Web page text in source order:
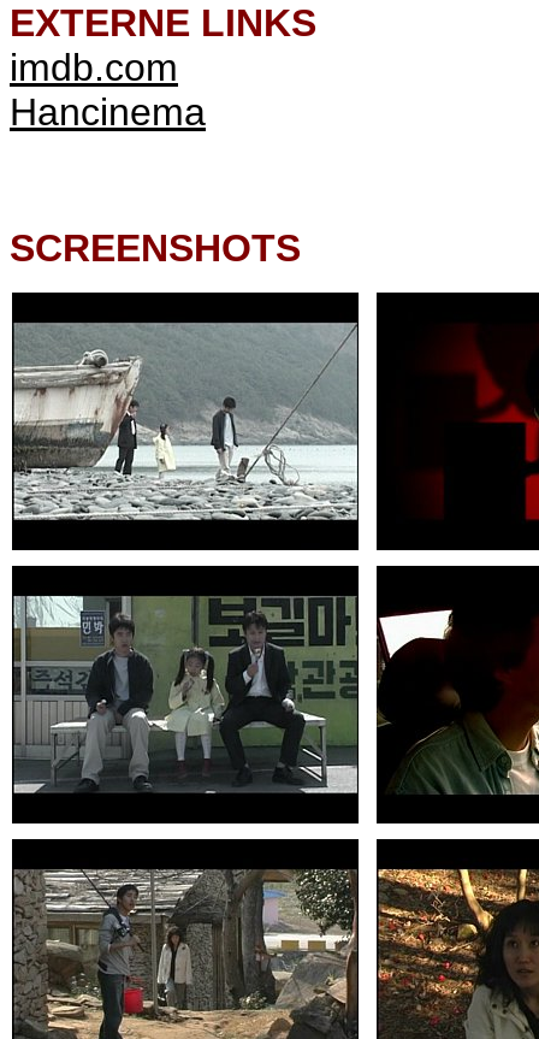
EXTERNE LINKS
imdb.com
Hancinema
SCREENSHOTS